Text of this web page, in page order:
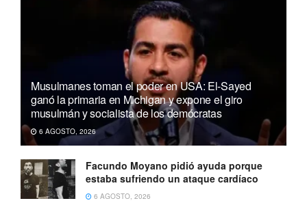
Musulmanes toman el poder en USA: El-Sayed
ganó la primaria en Michigan y expone el giro
musulmán y socialista de los demócratas
6 AGOSTO, 2026
Facundo Moyano pidió ayuda porque
estaba sufriendo un ataque cardíaco
6 AGOSTO, 2026